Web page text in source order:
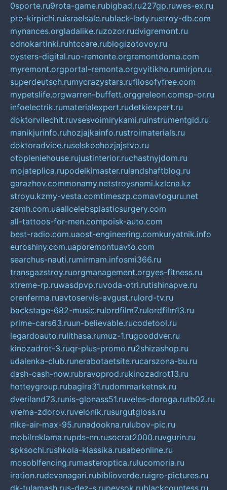
0sporte.ru9rota-game.rubigbad.ru227gp.ruwes-ex.ru
pro-kirpichi.ruisraelsale.rublack-lady.rustroy-db.com
mynances.orgladalike.ruzozor.rudvigremont.ru
odnokartinki.ruhtccare.rublogizotovoy.ru
oysters-digital.ruo-remonte.orgremontdoma.com
myremont.orgportal-remonta.orgvyitikho.rumirjon.ru
superdeutsch.rumycrazystars.rufilosofyfree.com
mypetslife.orgwarren-buffett.orggreleon.comsp-or.ru
infoelectrik.rumaterialexpert.rudetkiexpert.ru
doktorvilechit.ruvsesvoimirykami.ruinstrumentgid.ru
manikjurinfo.ruhozjajkainfo.rustroimaterials.ru
doktoradvice.ruselskoehozjajstvo.ru
otopleniehouse.rujustinterior.ruchastnyjdom.ru
mojateplica.rupodelkimaster.rulandshaftblog.ru
garazhov.commonamy.netstroysnami.kzlcna.kz
stroyu.kzmy-vesta.comtimeszp.comavtoguru.net
zsmh.com.uaallcelebsplasticsurgery.com
all-tattoos-for-men.compoisk-auto.com
best-radio.com.uaost-engineering.comkuryatnik.info
euroshiny.com.uaporemontuavto.com
searchus-nauti.rumirmam.infosmi366.ru
transgazstroy.ruorgmanagement.orgyes-fitness.ru
xtreme-rp.ruwasdpvp.ruvoda-otri.rutishinapve.ru
orenferma.ruavtoservis-avgust.rulord-tv.ru
backstage-682-music.rulordfilm7.rulordfilm13.ru
prime-cars63.ruun-believable.rucodetool.ru
legardoauto.rulithasa.rumuz-1.rugooddver.ru
kinozadrot-3.ruqr-plus-promo.ru2shizashop.ru
udalenka-club.runerabotaetsite.rucarszona-bu.ru
dash-cash-now.rubravoprod.rukinozadrot13.ru
hotteygroup.rubagira31.rudommarketnsk.ru
dveriland73.runis-glonass51.ruveles-doroga.rutb02.ru
vrema-zdorov.ruvelonik.rusurgutgloss.ru
nike-air-max-95.runadookna.rulubov-pic.ru
mobilreklama.rupds-nn.rusocrat2000.ruvgurin.ru
spksochi.rushkola-klassika.rusabeonline.ru
mosoblfencing.rumasteroptica.rulucomoria.ru
iration.rudevanagari.rubiblioverde.ruigro-pictures.ru
dk-tulamash.rus-dez-s.rupeysok.rublackcountess.ru